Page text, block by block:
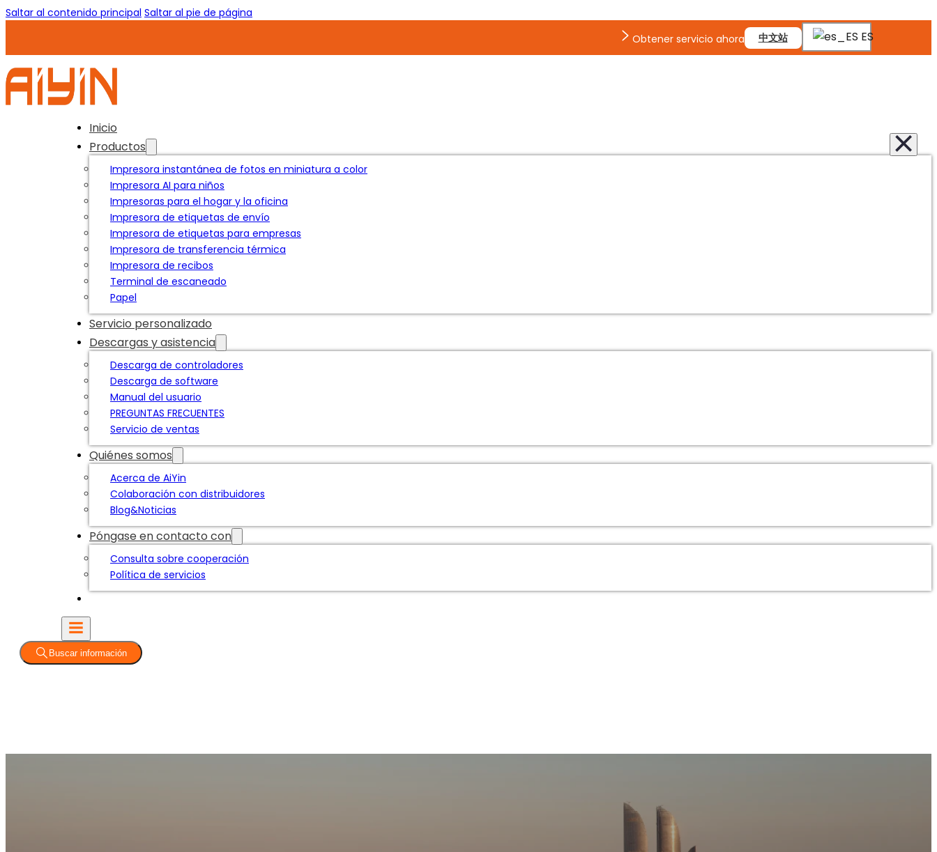
Saltar al contenido principal Saltar al pie de página
Obtener servicio ahora
中文站 ES
Inicio
Productos
Impresora instantánea de fotos en miniatura a color
Impresora AI para niños
Impresoras para el hogar y la oficina
Impresora de etiquetas de envío
Impresora de etiquetas para empresas
Impresora de transferencia térmica
Impresora de recibos
Terminal de escaneado
Papel
Servicio personalizado
Descargas y asistencia
Descarga de controladores
Descarga de software
Manual del usuario
PREGUNTAS FRECUENTES
Servicio de ventas
Quiénes somos
Acerca de AiYin
Colaboración con distribuidores
Blog&Noticias
Póngase en contacto con
Consulta sobre cooperación
Política de servicios
Buscar información